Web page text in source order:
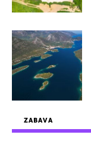
ZABAVA